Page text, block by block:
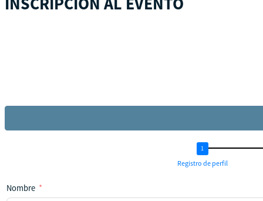
Registro de perfil
Nombre